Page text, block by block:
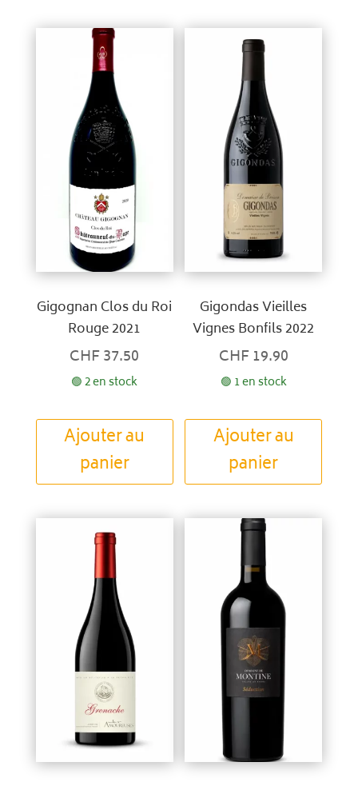
Gigognan Clos du Roi
Rouge 2021
CHF37.50
🟢 2 en stock
Ajouter au
panier
Gigondas Vieilles
Vignes Bonfils 2022
CHF19.90
🟢 1 en stock
Ajouter au
panier